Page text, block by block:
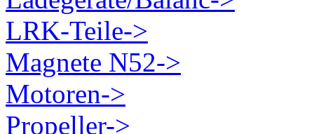
LRK-Teile->
Magnete N52->
Motoren->
Propeller->